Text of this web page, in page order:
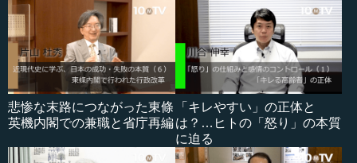
悲惨な末路につながった東條
英機内閣での兼職と省庁再編
「キレやすい」の正体と
は？…ヒトの「怒り」の本質
に迫る